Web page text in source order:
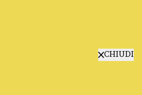
CHIUDI